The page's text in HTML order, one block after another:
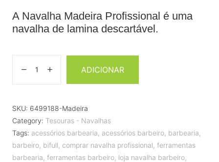
A Navalha Madeira Profissional é uma
navalha de lamina descartável.
ADICIONAR
SKU: 6499188-Madeira
Category: Tesouras - Navalhas
Tags: acessórios barbearia, acessórios barbeiro, barbearia,
barbeiro, bifull, comprar navalha profissional, ferramentas
barbearia, ferramentas barbeiro, loja navalha barbeiro,